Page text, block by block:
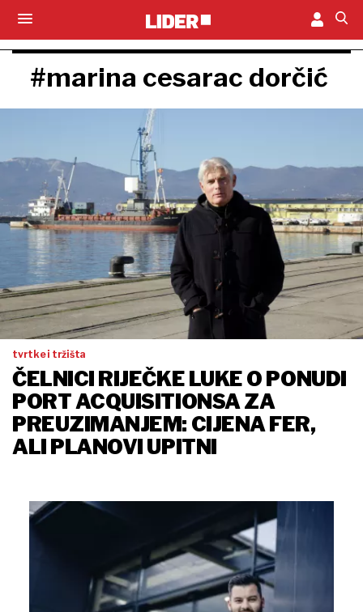
#marina cesarac dorčić
tvrtke i tržišta
ČELNICI RIJEČKE LUKE O PONUDI
PORT ACQUISITIONSA ZA
PREUZIMANJEM: CIJENA FER,
ALI PLANOVI UPITNI